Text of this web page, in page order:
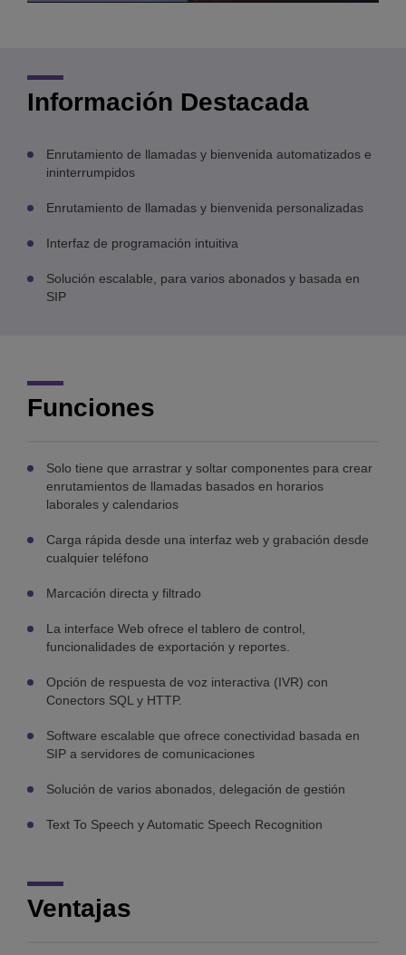
Información Destacada
Enrutamiento de llamadas y bienvenida automatizados e
ininterrumpidos
Enrutamiento de llamadas y bienvenida personalizadas
Interfaz de programación intuitiva
Solución escalable, para varios abonados y basada en
SIP
Funciones
Solo tiene que arrastrar y soltar componentes para crear
enrutamientos de llamadas basados en horarios
laborales y calendarios
Carga rápida desde una interfaz web y grabación desde
cualquier teléfono
Marcación directa y filtrado
La interface Web ofrece el tablero de control,
funcionalidades de exportación y reportes.
Opción de respuesta de voz interactiva (IVR) con
Conectors SQL y HTTP.
Software escalable que ofrece conectividad basada en
SIP a servidores de comunicaciones
Solución de varios abonados, delegación de gestión
Text To Speech y Automatic Speech Recognition
Ventajas